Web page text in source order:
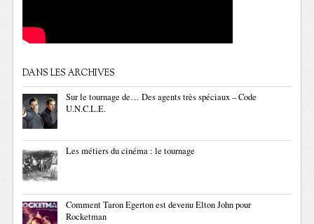
DANS LES ARCHIVES
Sur le tournage de… Des agents très spéciaux – Code
U.N.C.L.E.
Les métiers du cinéma : le tournage
Comment Taron Egerton est devenu Elton John pour
Rocketman